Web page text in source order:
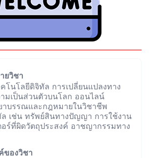
ยวิชา
โนโลยีดิจิทัล การเปลี่ยนแปลงทาง
มเป็นส่วนตัวบนโลก ออนไลน์
าบรรณและกฎหมายในวิชาชีพ
ล เช่น ทรัพย์สินทางปัญญา การใช้งาน
ร์ที่ผิดวัตถุประสงค์ อาชญากรรมทาง
ของวิชา